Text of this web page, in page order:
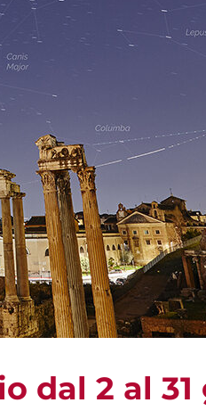
dal 2 al 31